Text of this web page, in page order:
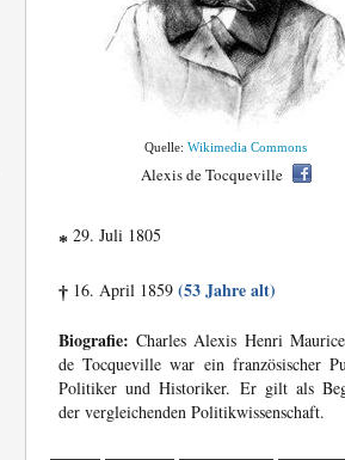
Quelle: Wikimedia Commons
Alexis de Tocqueville
* 29. Juli 1805
† 16. April 1859 (53 Jahre alt)
Biografie: Charles Alexis Henri
de Tocqueville war ein französischer
Politiker und Historiker. Er gilt als
der vergleichenden Politikwissenschaft.